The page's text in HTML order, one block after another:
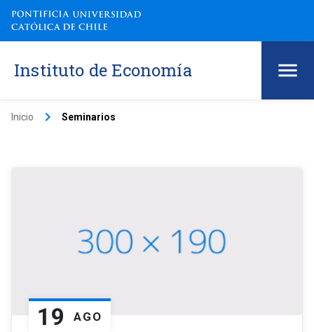
Instituto de Economía
Inicio keyboard_arrow_right Seminarios
19 AGO